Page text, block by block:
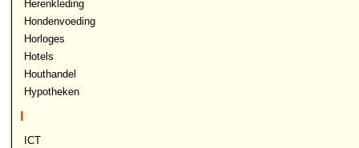
Herenkleding
Hondenvoeding
Horloges
Hotels
Houthandel
Hypotheken
I
ICT